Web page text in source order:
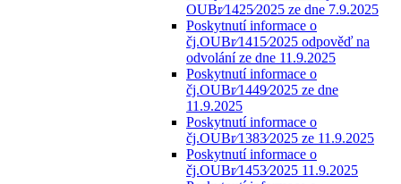
OUBr⁄1425⁄2025 ze dne 7.9.2025
Poskytnutí informace o
čj.OUBr⁄1415⁄2025 odpověď na
odvolání ze dne 11.9.2025
Poskytnutí informace o
čj.OUBr⁄1449⁄2025 ze dne
11.9.2025
Poskytnutí informace o
čj.OUBr⁄1383⁄2025 ze 11.9.2025
Poskytnutí informace o
čj.OUBr⁄1453⁄2025 11.9.2025